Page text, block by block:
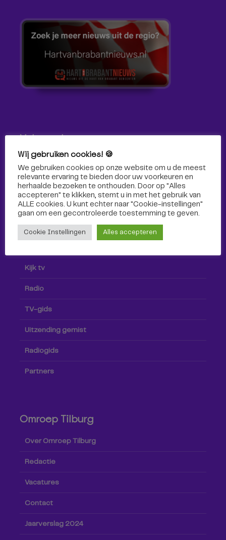
Volg ons!
Volg Omroep Tilburg niet alleen hier, maar ook via social
media!
Kijk tv
Radio
TV-gids
Uitzending gemist
Radiogids
Partners
Omroep Tilburg
Over Omroep Tilburg
Redactie
Vacatures
Contact
Jaarverslag 2024
Wij gebruiken cookies! 🍪
We gebruiken cookies op onze website om u de meest
relevante ervaring te bieden door uw voorkeuren en
herhaalde bezoeken te onthouden. Door op "Alles
accepteren" te klikken, stemt u in met het gebruik van
ALLE cookies. U kunt echter naar "Cookie-instellingen"
gaan om een ​​gecontroleerde toestemming te geven.
Cookie Instellingen Alles accepteren